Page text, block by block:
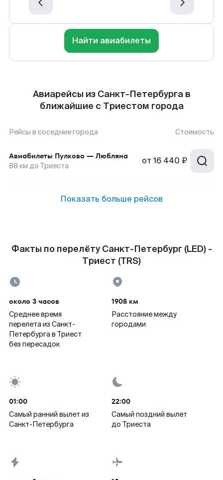
Найти авиабилеты
Авиарейсы из Санкт-Петербурга в
ближайшие с Триестом города
Рейсы в соседние города Стоимость
Авиабилеты Пулково — Любляна
88 км до Триеста от 16 440 ₽
Показать больше рейсов
Факты по перелёту Санкт-Петербург (LED) -
Триест (TRS)
около 3 часов
Среднее время
перелета из Санкт-
Петербурга в Триест
без пересадок
1908 км
Расстояние между
городами
01:00
Самый ранний вылет из
Санкт-Петербурга
22:00
Самый поздний вылет
до Триеста